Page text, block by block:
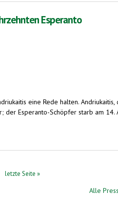
Esperanto
eine Rede halten.
der Esperanto-Schöpfer starb am 14.
letzte Seite »
Alle